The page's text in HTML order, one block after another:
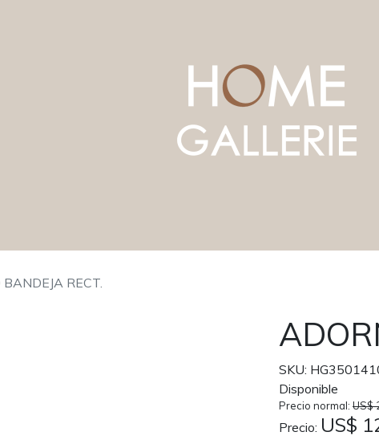
RECT.
SKU:
Disponible
Precio normal: US$
Precio: US$